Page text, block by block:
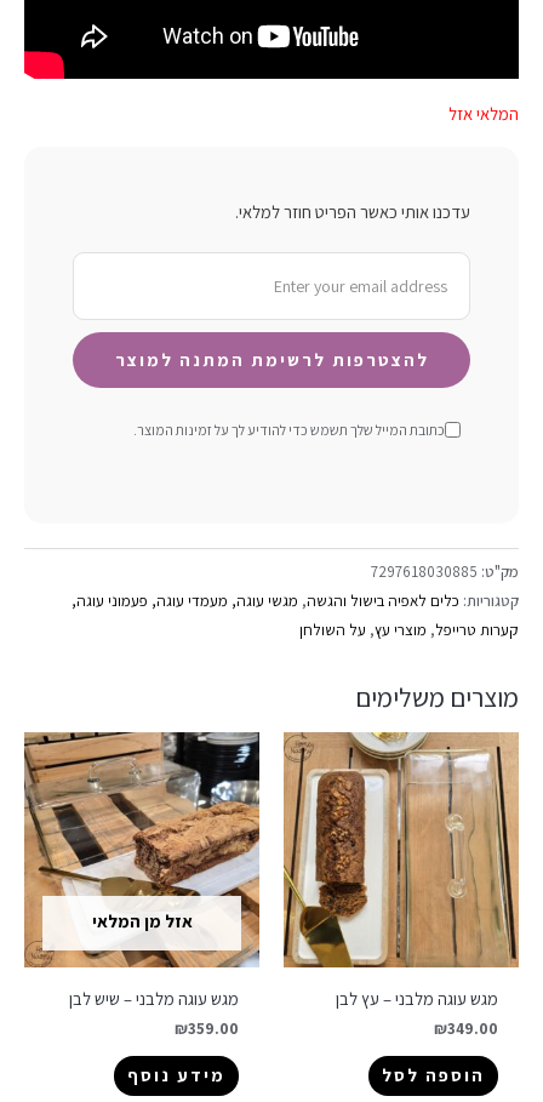
המלאי אזל
עדכנו אותי כאשר הפריט חוזר למלאי.
כתובת המייל שלך תשמש כדי להודיע ​​לך על זמינות המוצר.
מק"ט: 7297618030885
קטגוריות: כלים לאפיה בישול והגשה, מגשי עוגה, מעמדי עוגה, פעמוני עוגה,
קערות טרייפל, מוצרי עץ, על השולחן
מוצרים משלימים
מגש עוגה מלבני – עץ לבן
₪349.00
הוספה לסל
אזל מן המלאי
מגש עוגה מלבני – שיש לבן
₪359.00
מידע נוסף